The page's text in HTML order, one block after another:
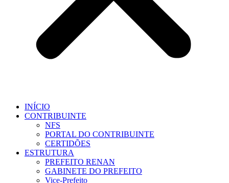
INÍCIO
CONTRIBUINTE
NFS
PORTAL DO CONTRIBUINTE
CERTIDÕES
ESTRUTURA
PREFEITO RENAN
GABINETE DO PREFEITO
Vice-Prefeito